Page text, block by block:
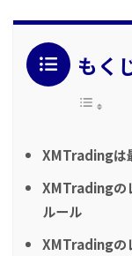
もく
XMTradingは
XMTradingの
ルール
XMTradingの